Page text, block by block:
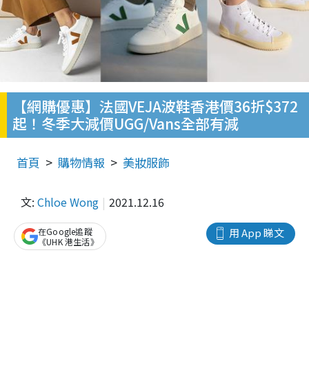
【網購優惠】法國VEJA波鞋香港價36折$372
起！冬季大減價UGG/Vans全部有減
首頁 購物情報 美妝服飾
文: Chloe Wong 2021.12.16
用 App 睇文
在Google追蹤
《UHK 港生活》